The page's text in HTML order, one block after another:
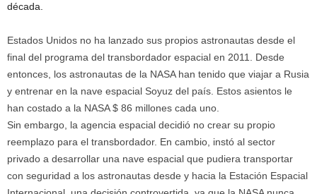
década.
Estados Unidos no ha lanzado sus propios astronautas desde el
final del programa del transbordador espacial en 2011. Desde
entonces, los astronautas de la NASA han tenido que viajar a Rusia
y entrenar en la nave espacial Soyuz del país. Estos asientos le
han costado a la NASA $ 86 millones cada uno.
Sin embargo, la agencia espacial decidió no crear su propio
reemplazo para el transbordador. En cambio, instó al sector
privado a desarrollar una nave espacial que pudiera transportar
con seguridad a los astronautas desde y hacia la Estación Espacial